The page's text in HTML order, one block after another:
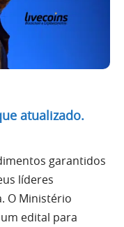
atualizado.
garantidos
líderes
O Ministério
edital para